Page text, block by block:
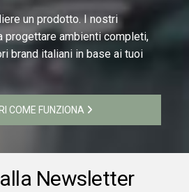
un prodotto. I nostri
progettare ambienti completi,
brand italiani in base ai tuoi
COME FUNZIONA
Newsletter